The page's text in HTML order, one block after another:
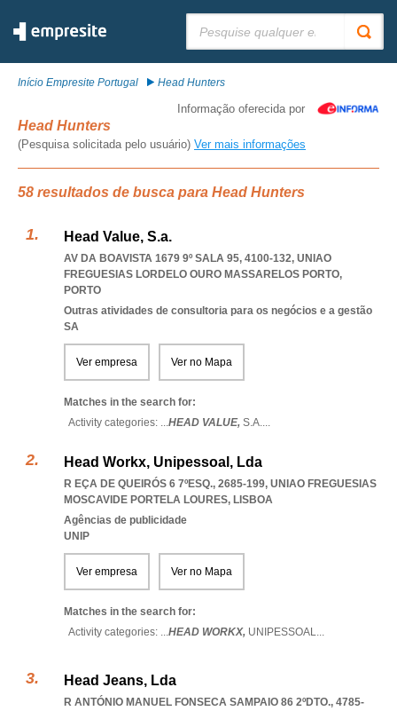
Início Empresite Portugal Head Hunters
Informação oferecida por
Head Hunters
(Pesquisa solicitada pelo usuário) Ver mais informações
58 resultados de busca para Head Hunters
Head Value, S.a.
AV DA BOAVISTA 1679 9º SALA 95, 4100-132, UNIAO
FREGUESIAS LORDELO OURO MASSARELOS PORTO,
PORTO
Outras atividades de consultoria para os negócios e a gestão
SA
Ver empresa Ver no Mapa
Matches in the search for:
Activity categories: ...HEAD VALUE, S.A....
Head Workx, Unipessoal, Lda
R EÇA DE QUEIRÓS 6 7ºESQ., 2685-199, UNIAO FREGUESIAS
MOSCAVIDE PORTELA LOURES, LISBOA
Agências de publicidade
UNIP
Ver empresa Ver no Mapa
Matches in the search for:
Activity categories: ...HEAD WORKX, UNIPESSOAL...
Head Jeans, Lda
R ANTÓNIO MANUEL FONSECA SAMPAIO 86 2ºDTO., 4785-